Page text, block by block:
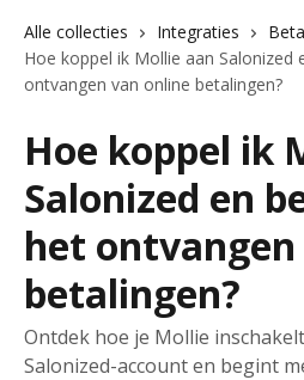
Alle collecties Integraties
Hoe koppel ik Mollie aan Salonized
ontvangen van online betalingen?
Hoe koppel ik
Salonized en
het
betalingen?
Ontdek hoe je Mollie
Salonized-account en begint